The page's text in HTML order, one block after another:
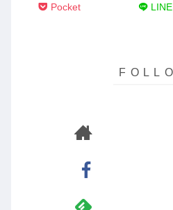
Pocket LINE